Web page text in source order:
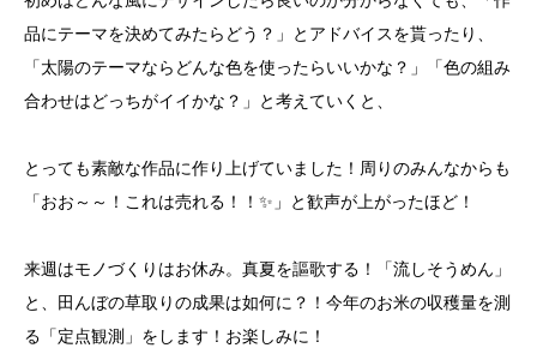
品にテーマを決めてみたらどう？」とアドバイスを貰ったり、
「太陽のテーマならどんな色を使ったらいいかな？」「色の組み
合わせはどっちがイイかな？」と考えていくと、
とっても素敵な作品に作り上げていました！周りのみんなからも
「おお～～！これは売れる！！✨」と歓声が上がったほど！
来週はモノづくりはお休み。真夏を謳歌する！「流しそうめん」
と、田んぼの草取りの成果は如何に？！今年のお米の収穫量を測
る「定点観測」をします！お楽しみに！